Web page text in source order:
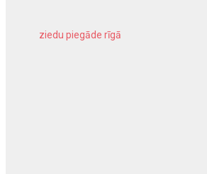
ziedu piegāde rīgā